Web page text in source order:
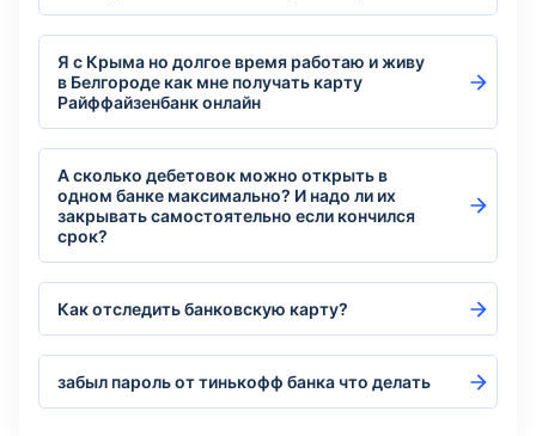
Я с Крыма но долгое время работаю и живу
в Белгороде как мне получать карту
Райффайзенбанк онлайн
А сколько дебетовок можно открыть в
одном банке максимально? И надо ли их
закрывать самостоятельно если кончился
срок?
Как отследить банковскую карту?
забыл пароль от тинькофф банка что делать